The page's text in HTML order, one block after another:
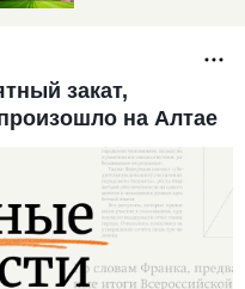
закат,
на Алтае